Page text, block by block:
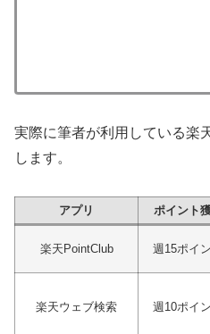
実際に筆者が利用している楽
します。
アプリ ポイント
楽天PointClub 週15ポイ
楽天ウェブ検索 週10ポイ